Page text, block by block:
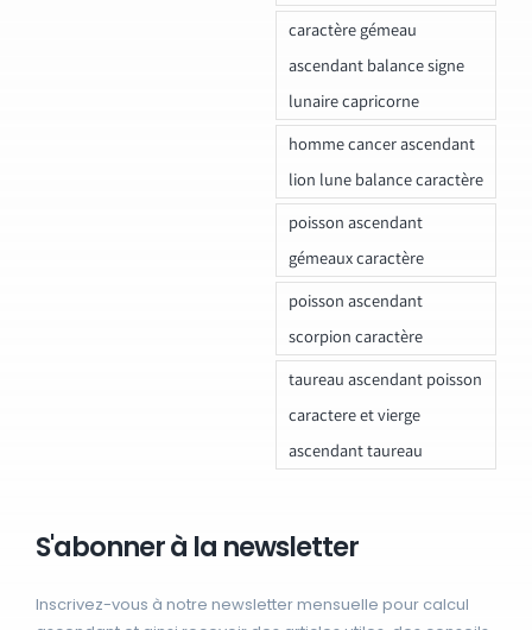
caractère gémeau
ascendant balance signe
lunaire capricorne
homme cancer ascendant
lion lune balance caractère
poisson ascendant
gémeaux caractère
poisson ascendant
scorpion caractère
taureau ascendant poisson
caractere et vierge
ascendant taureau
S'abonner à la newsletter
Inscrivez-vous à notre newsletter mensuelle pour calcul